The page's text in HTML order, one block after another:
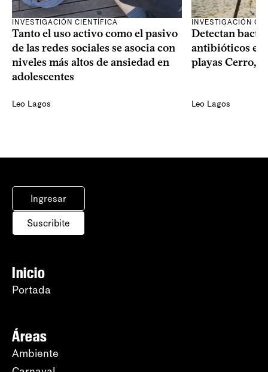
INVESTIGACIÓN CIENTÍFICA
Tanto el uso activo como el pasivo
de las redes sociales se asocia con
niveles más altos de ansiedad en
adolescentes
Leo Lagos
INVESTIGACIÓN
Detectan
antibióticos en
playas Cerro,
Leo Lagos
Ingresar
Suscribite
Inicio
Portada
Áreas
Ambiente